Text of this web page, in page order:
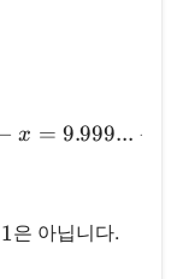
Let\ x =
x = 9.999... −
1
1은 아닙니다.